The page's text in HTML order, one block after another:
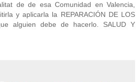
de de esa Comunidad en Valencia,
y aplicarla la REPARACIÓN DE LOS
alguien debe de hacerlo. SALUD Y